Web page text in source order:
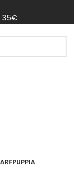
35€
PUPPIA